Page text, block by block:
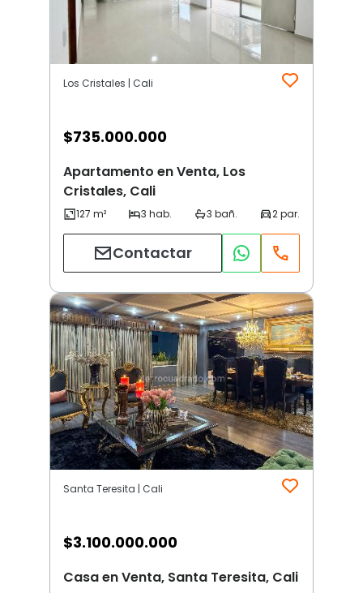
Los Cristales | Cali
$735.000.000
Apartamento en Venta, Los
Cristales, Cali
Contactar
Santa Teresita | Cali
$3.100.000.000
Casa en Venta, Santa Teresita, Cali